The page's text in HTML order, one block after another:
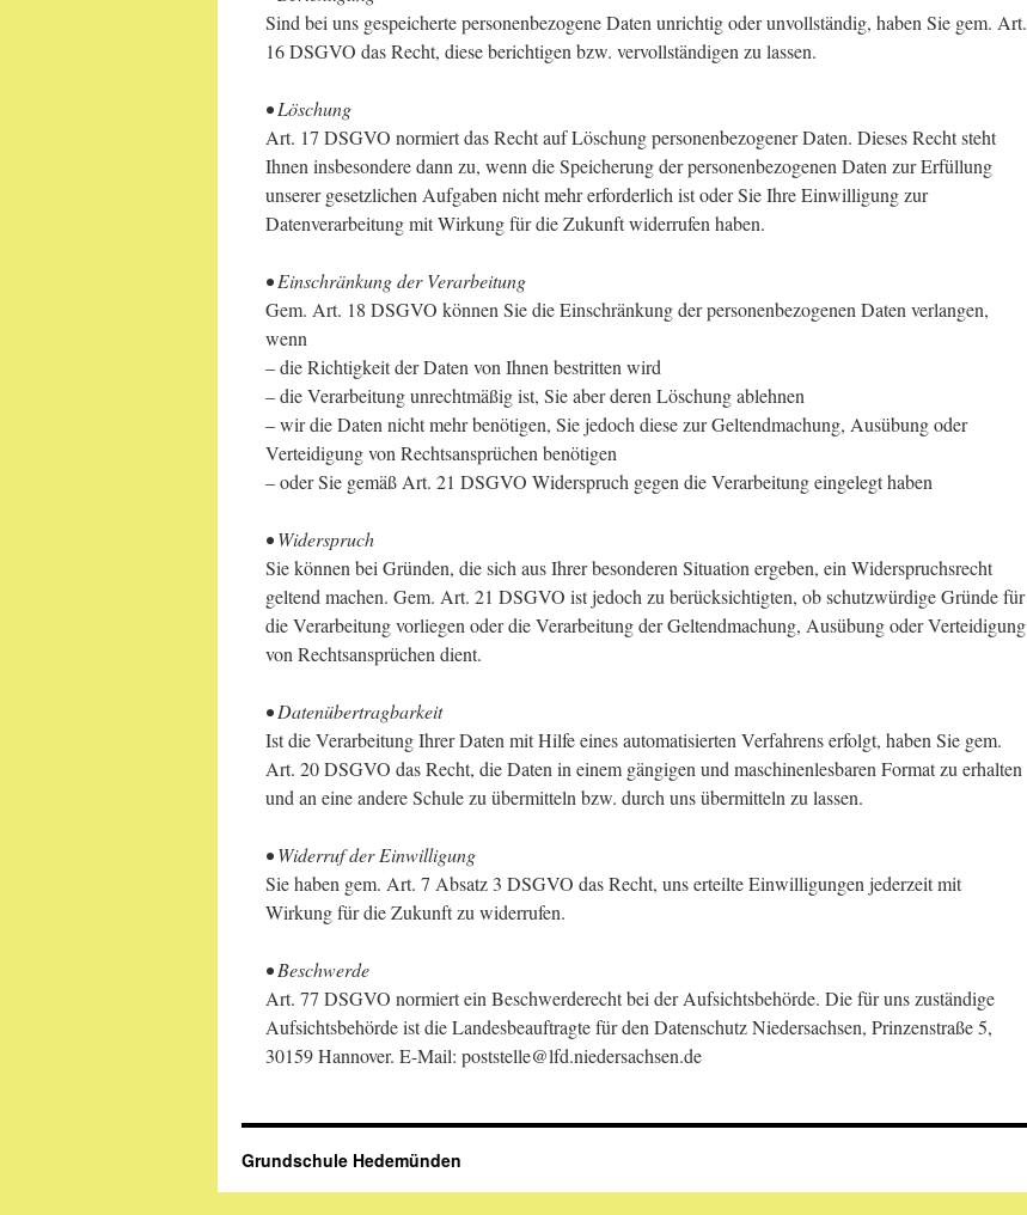
Sind bei uns gespeicherte personenbezogene Daten unrichtig oder unvollständig, haben Sie gem. Art.
16 DSGVO das Recht, diese berichtigen bzw. vervollständigen zu lassen.
• Löschung
Art. 17 DSGVO normiert das Recht auf Löschung personenbezogener Daten. Dieses Recht steht
Ihnen insbesondere dann zu, wenn die Speicherung der personenbezogenen Daten zur Erfüllung
unserer gesetzlichen Aufgaben nicht mehr erforderlich ist oder Sie Ihre Einwilligung zur
Datenverarbeitung mit Wirkung für die Zukunft widerrufen haben.
• Einschränkung der Verarbeitung
Gem. Art. 18 DSGVO können Sie die Einschränkung der personenbezogenen Daten verlangen,
wenn
– die Richtigkeit der Daten von Ihnen bestritten wird
– die Verarbeitung unrechtmäßig ist, Sie aber deren Löschung ablehnen
– wir die Daten nicht mehr benötigen, Sie jedoch diese zur Geltendmachung, Ausübung oder
Verteidigung von Rechtsansprüchen benötigen
– oder Sie gemäß Art. 21 DSGVO Widerspruch gegen die Verarbeitung eingelegt haben
• Widerspruch
Sie können bei Gründen, die sich aus Ihrer besonderen Situation ergeben, ein Widerspruchsrecht
geltend machen. Gem. Art. 21 DSGVO ist jedoch zu berücksichtigten, ob schutzwürdige Gründe für
die Verarbeitung vorliegen oder die Verarbeitung der Geltendmachung, Ausübung oder Verteidigung
von Rechtsansprüchen dient.
• Datenübertragbarkeit
Ist die Verarbeitung Ihrer Daten mit Hilfe eines automatisierten Verfahrens erfolgt, haben Sie gem.
Art. 20 DSGVO das Recht, die Daten in einem gängigen und maschinenlesbaren Format zu erhalten
und an eine andere Schule zu übermitteln bzw. durch uns übermitteln zu lassen.
• Widerruf der Einwilligung
Sie haben gem. Art. 7 Absatz 3 DSGVO das Recht, uns erteilte Einwilligungen jederzeit mit
Wirkung für die Zukunft zu widerrufen.
• Beschwerde
Art. 77 DSGVO normiert ein Beschwerderecht bei der Aufsichtsbehörde. Die für uns zuständige
Aufsichtsbehörde ist die Landesbeauftragte für den Datenschutz Niedersachsen, Prinzenstraße 5,
30159 Hannover. E-Mail: poststelle@lfd.niedersachsen.de
Grundschule Hedemünden